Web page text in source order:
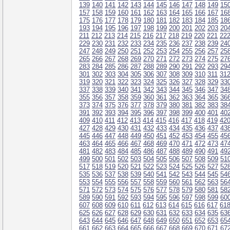
139 140 141 142 143 144 145 146 147 148 149
157 158 159 160 161 162 163 164 165 166 167
175 176 177 178 179 180 181 182 183 184 185
193 194 195 196 197 198 199 200 201 202 203
211 212 213 214 215 216 217 218 219 220 221 222
229 230 231 232 233 234 235 236 237 238 239
247 248 249 250 251 252 253 254 255 256 257
265 266 267 268 269 270 271 272 273 274 275
283 284 285 286 287 288 289 290 291 292 293
301 302 303 304 305 306 307 308 309 310 311 312
319 320 321 322 323 324 325 326 327 328 329
337 338 339 340 341 342 343 344 345 346 347
355 356 357 358 359 360 361 362 363 364 365
373 374 375 376 377 378 379 380 381 382 383
391 392 393 394 395 396 397 398 399 400 401
409 410 411 412 413 414 415 416 417 418 419 420
427 428 429 430 431 432 433 434 435 436 437
445 446 447 448 449 450 451 452 453 454 455
463 464 465 466 467 468 469 470 471 472 473
481 482 483 484 485 486 487 488 489 490 491
499 500 501 502 503 504 505 506 507 508 509
517 518 519 520 521 522 523 524 525 526 527
535 536 537 538 539 540 541 542 543 544 545
553 554 555 556 557 558 559 560 561 562 563
571 572 573 574 575 576 577 578 579 580 581
589 590 591 592 593 594 595 596 597 598 599
607 608 609 610 611 612 613 614 615 616 617 618
625 626 627 628 629 630 631 632 633 634 635
643 644 645 646 647 648 649 650 651 652 653
661 662 663 664 665 666 667 668 669 670 671